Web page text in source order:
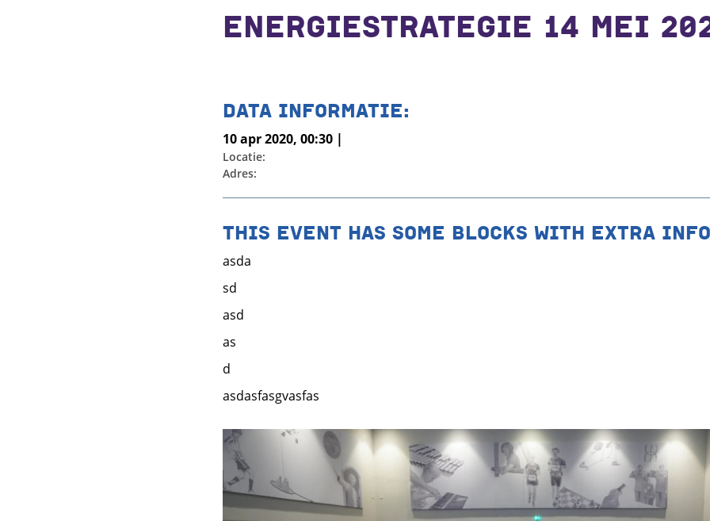
ENERGIESTRATEGIE 14 MEI
DATA INFORMATIE:
10 apr 2020, 00:30 |
Locatie:
Adres:
THIS EVENT HAS SOME BLOCKS WITH EXTRA INFO
asda
sd
asd
as
d
asdasfasgvasfas